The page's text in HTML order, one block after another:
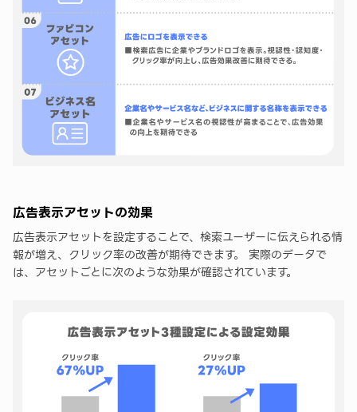
広告表示アセットの効果
広告表示アセットを設定することで、検索ユーザーに伝えられる情
報が増え、クリック率の改善が期待できます。 実際のデータで
は、アセットごとに次のような効果が確認されています。